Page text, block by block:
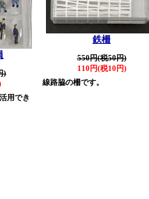
)
用でき
鉄柵
550円(税50円)
110円(税10円)
線路脇の柵です。